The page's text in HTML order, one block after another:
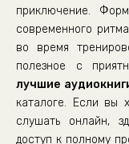
приключение.
современного
во время
полезное с
лучшие
каталоге. Если вы
слушать онлайн,
доступ к полному